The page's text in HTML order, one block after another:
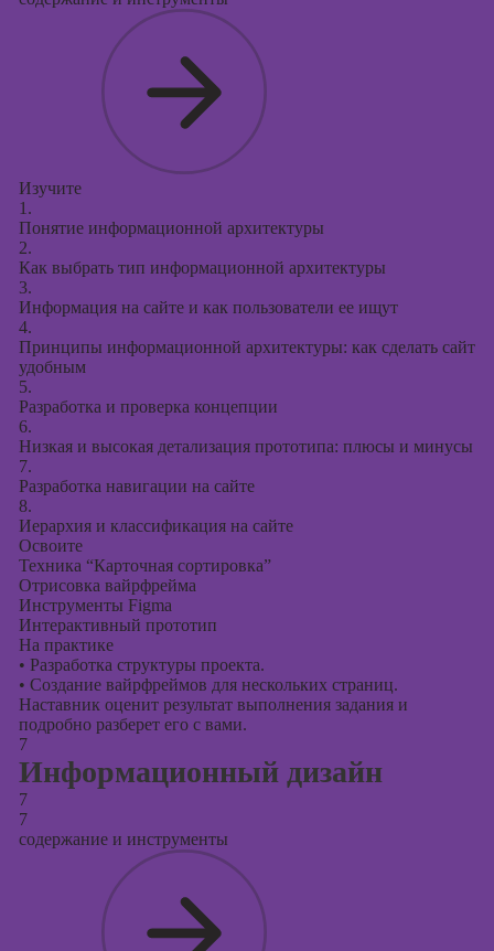
Изучите
1.
Понятие информационной архитектуры
2.
Как выбрать тип информационной архитектуры
3.
Информация на сайте и как пользователи ее ищут
4.
Принципы информационной архитектуры: как сделать сайт
удобным
5.
Разработка и проверка концепции
6.
Низкая и высокая детализация прототипа: плюсы и минусы
7.
Разработка навигации на сайте
8.
Иерархия и классификация на сайте
Освоите
Техника “Карточная сортировка”
Отрисовка вайрфрейма
Инструменты Figma
Интерактивный прототип
На практике
• Разработка структуры проекта.
• Создание вайрфреймов для нескольких страниц.
Наставник оценит результат выполнения задания и
подробно разберет его с вами.
7
Информационный дизайн
7
7
содержание и инструменты